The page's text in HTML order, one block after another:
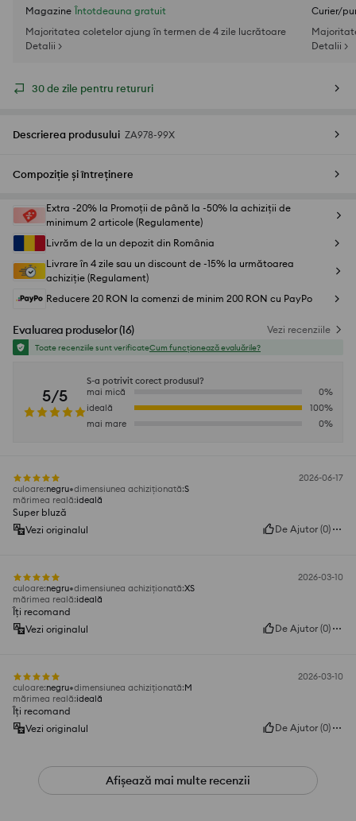
Magazine Întotdeauna gratuit
Majoritatea coletelor ajung în termen de 4 zile lucrătoare
Detalii >
Curier/
Detalii >
30 de zile pentru retururi
Descrierea produsului ZA978-99X
Compoziție și întreținere
Extra -20% la Promoții de până la -50% la achiziții de
minimum 2 articole (Regulamente)
Livrăm de la un depozit din România
Livrare în 4 zile sau un discount de -15% la următoarea
achiziție (Regulament)
Reducere 20 RON la comenzi de minim 200 RON cu PayPo
Evaluarea produselor(16) Vezi recenziile
Toate recenziile sunt verificateCum funcționează evaluările?
5/5
S-a potrivit corect produsul?
mai mică
0%
ideală
100%
mai mare
0%
2026-06-17
culoare:negru dimensiunea achiziționată:S
mărimea reală:ideală
Super bluză
Vezi originalul
De Ajutor (0)
2026-03-10
culoare:negru dimensiunea achiziționată:XS
mărimea reală:ideală
Îți recomand
Vezi originalul
De Ajutor (0)
2026-03-10
culoare:negru dimensiunea achiziționată:M
mărimea reală:ideală
Îți recomand
Vezi originalul
De Ajutor (0)
Afișează mai multe recenzii